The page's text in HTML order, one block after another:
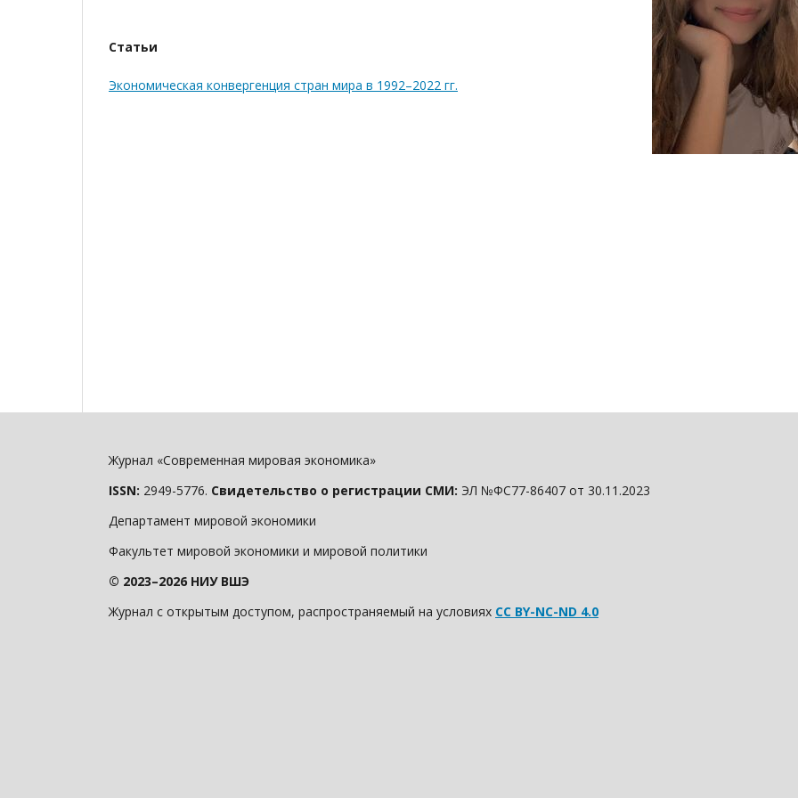
Статьи
Экономическая конвергенция стран мира в 1992–2022 гг.
Журнал «Современная мировая экономика»
ISSN: 2949-5776. Свидетельство о регистрации СМИ: ЭЛ №ФС77-86407 от 30.11.2023
Департамент мировой экономики
Факультет мировой экономики и мировой политики
© 2023–2026 НИУ ВШЭ
Журнал с открытым доступом, распространяемый на условиях CC BY-NC-ND 4.0